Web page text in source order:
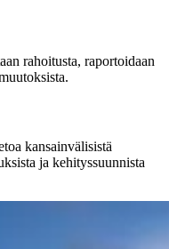
rahoitusta, raportoidaan
kansainvälisistä
ja kehityssuunnista